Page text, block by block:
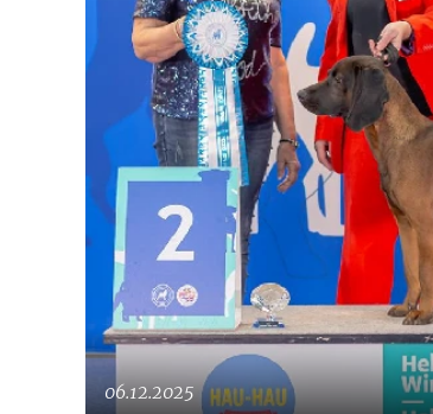
06.12.2025